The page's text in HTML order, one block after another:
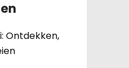
Ontdekken,